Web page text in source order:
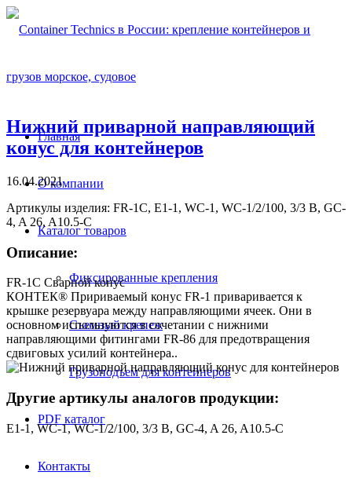
Главная
О компании
Каталог товаров
Фиксированные крепления
Съемный крепеж
Грузоподъем для контейнеров
PDF каталог
Контакты
Нижний приварной направляющий
конус для контейнеров
16.04.2021
Артикулы изделия: FR-1C, E1-1, WC-1, WC-1/2/100, 3/3 B, GC-
4, A 26, A10.5-C
Описание:
FR-1C Сварной конус
КОНТЕК® Пририваемый конус FR-1 приваривается к
крышке резервуара между направляющими ячеек. Они в
основном используются в сочетании с нижними
направляющими фитингами FR-86 для предотвращения
сдвиговых усилий контейнера..
Другие артикулы аналогов продукции:
E1-1, WC-1, WC-1/2/100, 3/3 B, GC-4, A 26, A10.5-C